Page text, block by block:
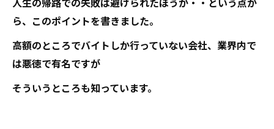
ら、このポイントを書きました。
高額のところでバイトしか行っていない会社、業界内で
は悪徳で有名ですが
そういうところも知っています。